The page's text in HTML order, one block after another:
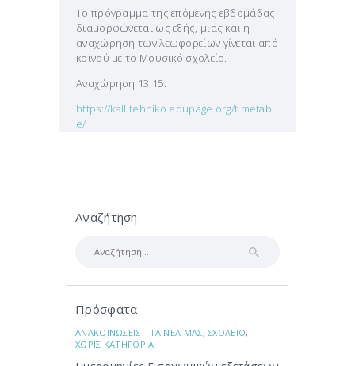
Το πρόγραμμα της επόμενης εβδομάδας
διαμορφώνεται ως εξής, μιας και η
αναχώρηση των λεωφορείων γίνεται από
κοινού με το Μουσικό σχολείο.
Αναχώρηση 13:15.
https://kallitehniko.edupage.org/timetabl
e/
Αναζήτηση
Πρόσφατα
ΑΝΑΚΟΙΝΩΣΕΙΣ - ΤΑ ΝΕΑ ΜΑΣ,ΣΧΟΛΕΙΟ,
ΧΩΡΙΣ ΚΑΤΗΓΟΡΙΑ